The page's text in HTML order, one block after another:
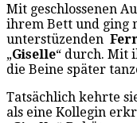
Mit geschlossenen
ihrem Bett und ging
unterstüzenden
„Giselle“ durch. Mit
die Beine später
Tatsächlich kehrte
als eine Kollegin